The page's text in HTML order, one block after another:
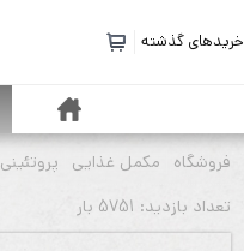
خریدهای گذشته
خانه
فروشگاه مکمل غذایی
پروتئینی
تعداد بازديد: 5751 بار